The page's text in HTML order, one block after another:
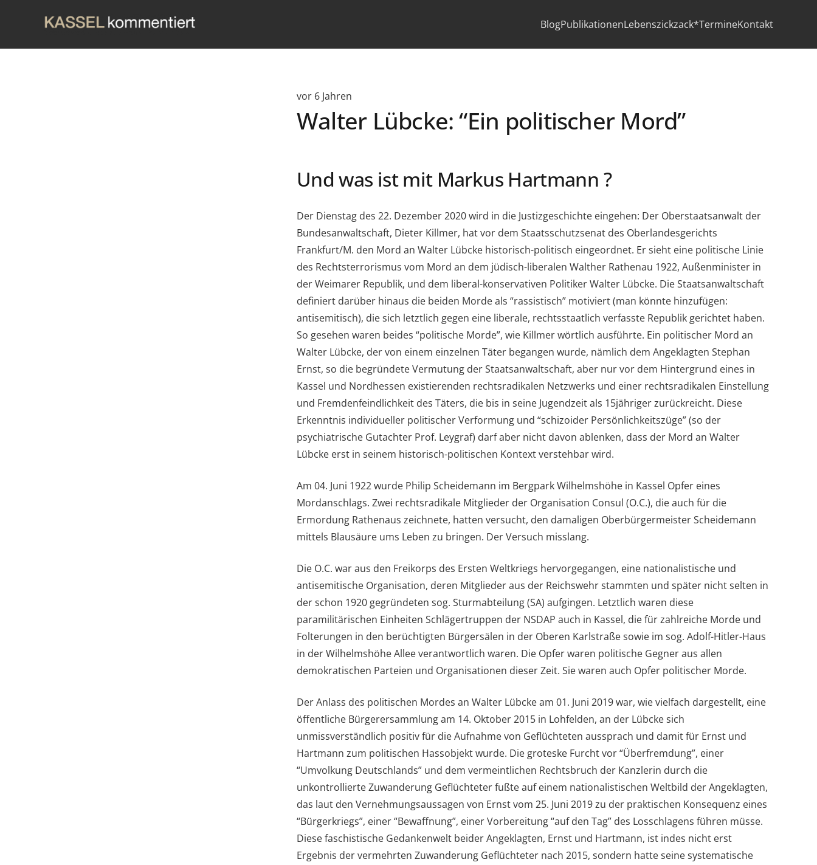
BlogPublikationenLebenszickzack*TermineKontakt
vor 6 Jahren
Walter Lübcke: “Ein politischer Mord”
Und was ist mit Markus Hartmann ?
Der Dienstag des 22. Dezember 2020 wird in die Justizgeschichte eingehen: Der Oberstaatsanwalt der
Bundesanwaltschaft, Dieter Killmer, hat vor dem Staatsschutzsenat des Oberlandesgerichts
Frankfurt/M. den Mord an Walter Lübcke historisch-politisch eingeordnet. Er sieht eine politische Linie
des Rechtsterrorismus vom Mord an dem jüdisch-liberalen Walther Rathenau 1922, Außenminister in
der Weimarer Republik, und dem liberal-konservativen Politiker Walter Lübcke. Die Staatsanwaltschaft
definiert darüber hinaus die beiden Morde als “rassistisch” motiviert (man könnte hinzufügen:
antisemitisch), die sich letztlich gegen eine liberale, rechtsstaatlich verfasste Republik gerichtet haben.
So gesehen waren beides “politische Morde”, wie Killmer wörtlich ausführte. Ein politischer Mord an
Walter Lübcke, der von einem einzelnen Täter begangen wurde, nämlich dem Angeklagten Stephan
Ernst, so die begründete Vermutung der Staatsanwaltschaft, aber nur vor dem Hintergrund eines in
Kassel und Nordhessen existierenden rechtsradikalen Netzwerks und einer rechtsradikalen Einstellung
und Fremdenfeindlichkeit des Täters, die bis in seine Jugendzeit als 15jähriger zurückreicht. Diese
Erkenntnis individueller politischer Verformung und “schizoider Persönlichkeitszüge” (so der
psychiatrische Gutachter Prof. Leygraf) darf aber nicht davon ablenken, dass der Mord an Walter
Lübcke erst in seinem historisch-politischen Kontext verstehbar wird.
Am 04. Juni 1922 wurde Philip Scheidemann im Bergpark Wilhelmshöhe in Kassel Opfer eines
Mordanschlags. Zwei rechtsradikale Mitglieder der Organisation Consul (O.C.), die auch für die
Ermordung Rathenaus zeichnete, hatten versucht, den damaligen Oberbürgermeister Scheidemann
mittels Blausäure ums Leben zu bringen. Der Versuch misslang.
Die O.C. war aus den Freikorps des Ersten Weltkriegs hervorgegangen, eine nationalistische und
antisemitische Organisation, deren Mitglieder aus der Reichswehr stammten und später nicht selten in
der schon 1920 gegründeten sog. Sturmabteilung (SA) aufgingen. Letztlich waren diese
paramilitärischen Einheiten Schlägertruppen der NSDAP auch in Kassel, die für zahlreiche Morde und
Folterungen in den berüchtigten Bürgersälen in der Oberen Karlstraße sowie im sog. Adolf-Hitler-Haus
in der Wilhelmshöhe Allee verantwortlich waren. Die Opfer waren politische Gegner aus allen
demokratischen Parteien und Organisationen dieser Zeit. Sie waren auch Opfer politischer Morde.
Der Anlass des politischen Mordes an Walter Lübcke am 01. Juni 2019 war, wie vielfach dargestellt, eine
öffentliche Bürgerersammlung am 14. Oktober 2015 in Lohfelden, an der Lübcke sich
unmissverständlich positiv für die Aufnahme von Geflüchteten aussprach und damit für Ernst und
Hartmann zum politischen Hassobjekt wurde. Die groteske Furcht vor “Überfremdung”, einer
“Umvolkung Deutschlands” und dem vermeintlichen Rechtsbruch der Kanzlerin durch die
unkontrollierte Zuwanderung Geflüchteter fußte auf einem nationalistischen Weltbild der Angeklagten,
das laut den Vernehmungsaussagen von Ernst vom 25. Juni 2019 zu der praktischen Konsequenz eines
“Bürgerkriegs”, einer “Bewaffnung”, einer Vorbereitung “auf den Tag” des Losschlagens führen müsse.
Diese faschistische Gedankenwelt beider Angeklagten, Ernst und Hartmann, ist indes nicht erst
Ergebnis der vermehrten Zuwanderung Geflüchteter nach 2015, sondern hatte seine systematische